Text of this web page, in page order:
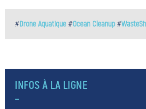
#Drone Aquatique #Ocean Cleanup#
INFOS À LA LIGNE